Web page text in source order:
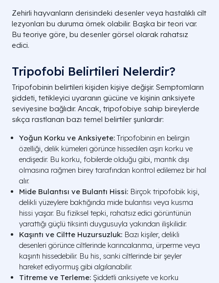
Zehirli hayvanların derisindeki desenler veya hastalıklı cilt
lezyonları bu duruma örnek olabilir. Başka bir teori var.
Bu teoriye göre, bu desenler görsel olarak rahatsız
edici.
Tripofobi Belirtileri Nelerdir?
Tripofobinin belirtileri kişiden kişiye değişir. Semptomların
şiddeti, tetikleyici uyaranın gücüne ve kişinin anksiyete
seviyesine bağlıdır. Ancak, tripofobiye sahip bireylerde
sıkça rastlanan bazı temel belirtiler şunlardır:
Yoğun Korku ve Anksiyete: Tripofobinin en belirgin
özelliği, delik kümeleri görünce hissedilen aşırı korku ve
endişedir. Bu korku, fobilerde olduğu gibi, mantık dışı
olmasına rağmen birey tarafından kontrol edilemez bir hal
alır.
Mide Bulantısı ve Bulantı Hissi: Birçok tripofobik kişi,
delikli yüzeylere baktığında mide bulantısı veya kusma
hissi yaşar. Bu fiziksel tepki, rahatsız edici görüntünün
yarattığı güçlü tiksinti duygusuyla yakından ilişkilidir.
Kaşıntı ve Ciltte Huzursuzluk: Bazı kişiler, delikli
desenleri görünce ciltlerinde karıncalanma, ürperme veya
kaşıntı hissedebilir. Bu his, sanki ciltlerinde bir şeyler
hareket ediyormuş gibi algılanabilir.
Titreme ve Terleme: Şiddetli anksiyete ve korku